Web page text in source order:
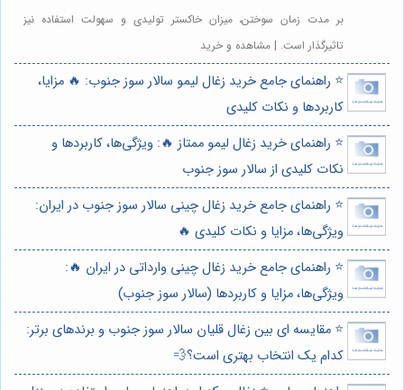
بر مدت زمان سوختن، میزان خاکستر تولیدی و سهولت استفاده نیز
تاثیرگذار است. | مشاهده و خرید
⭐️ راهنمای جامع خرید زغال لیمو سالار سوز جنوب: 🔥 مزایا،
کاربردها و نکات کلیدی
⭐️ راهنمای خرید زغال لیمو ممتاز 🔥: ویژگی‌ها، کاربردها و
نکات کلیدی از سالار سوز جنوب
⭐️ راهنمای جامع خرید زغال چینی سالار سوز جنوب در ایران:
ویژگی‌ها، مزایا و نکات کلیدی 🔥
⭐️ راهنمای جامع خرید زغال چینی وارداتی در ایران 🔥:
ویژگی‌ها، مزایا و کاربردها (سالار سوز جنوب)
⭐️ مقایسه ای بین زغال قلیان سالار سوز جنوب و برندهای برتر:
کدام یک انتخاب بهتری است؟💨